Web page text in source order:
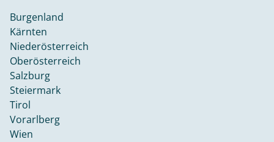
Burgenland
Kärnten
Niederösterreich
Oberösterreich
Salzburg
Steiermark
Tirol
Vorarlberg
Wien